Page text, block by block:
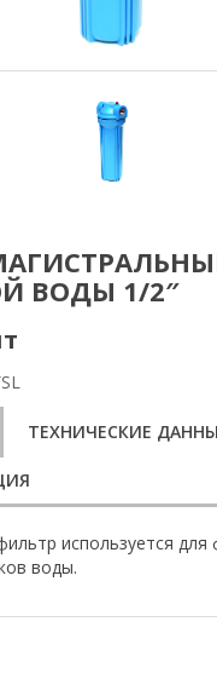
ВОДЫ 1/2″
ТЕХНИЧЕСКИЕ
используется для
воды.